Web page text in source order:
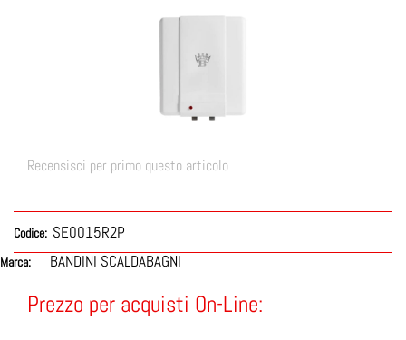
Recensisci per primo questo articolo
Codice: SE0015R2P
Marca: BANDINI SCALDABAGNI
Prezzo per acquisti On-Line: